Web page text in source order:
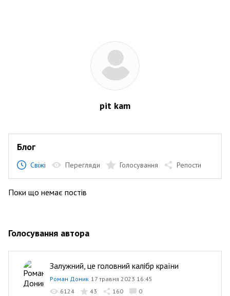
pit kam
Блог
Свіжі Перегляди Голосування Репости
Поки що немає постів
Голосування автора
Залужний, це головний калібр країни
Роман Доник 17 травня 2023 16:45
6124
43 160 0